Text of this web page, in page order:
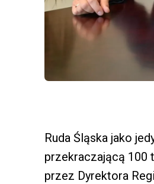
Ruda Śląska jako
przekraczającą 100
przez Dyrektora